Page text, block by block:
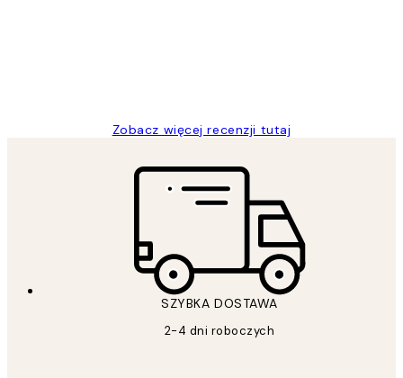
Zobacz więcej recenzji tutaj
SZYBKA DOSTAWA
2-4 dni roboczych